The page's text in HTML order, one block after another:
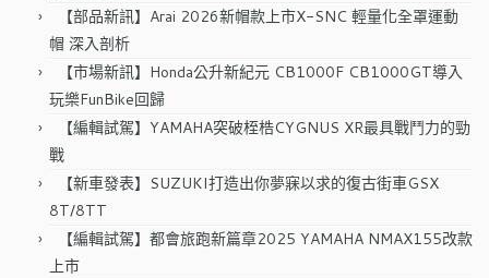
【部品新訊】Arai 2026新帽款上市X-SNC 輕量化全罩運動
帽 深入剖析
【市場新訊】Honda公升新紀元 CB1000F CB1000GT導入
玩樂FunBike回歸
【編輯試駕】YAMAHA突破桎梏CYGNUS XR最具戰鬥力的勁
戰
【新車發表】SUZUKI打造出你夢寐以求的復古街車GSX
8T/8TT
【編輯試駕】都會旅跑新篇章2025 YAMAHA NMAX155改款
上市